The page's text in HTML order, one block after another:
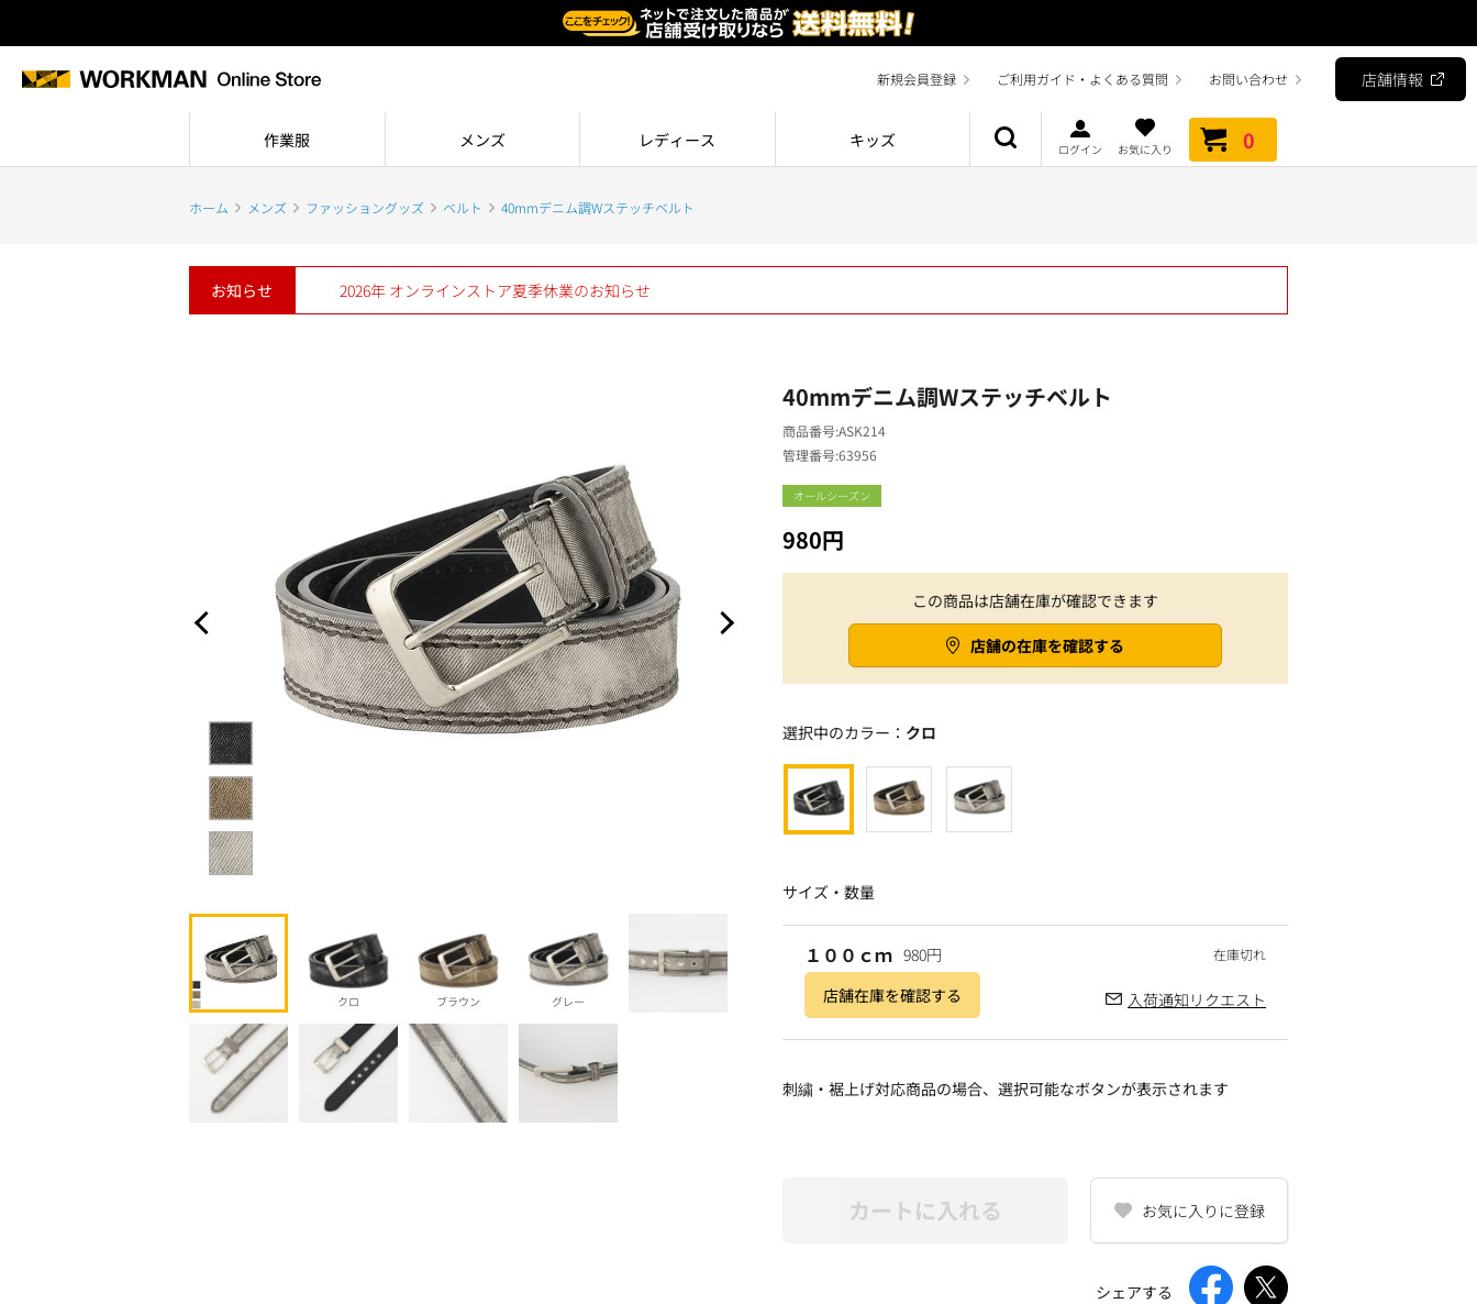
新規会員登録 ご利用ガイド・よくある質問 お問い合わせ 店舗情報
作業服 メンズ レディース キッズ ログイン お気に入り 0
ホーム メンズ ファッショングッズ ベルト 40mmデニム調Wステッチベルト
お知らせ 2026年 オンラインストア夏季休業のお知らせ
クロ ブラウン グレー
オールシーズン
この商品は店舗在庫が確認できます
店舗の在庫を確認する
40mmデニム調Wステッチベルト
980円
商品番号ASK214
管理番号63956
選択中のカラー： クロ
サイズ・数量
１００ｃｍ 980円
入荷通知リクエスト
店舗在庫を確認する
刺繍・裾上げ対応商品の場合、選択可能なボタンが表示されます
カートに入れる お気に入りに登録
シェアする